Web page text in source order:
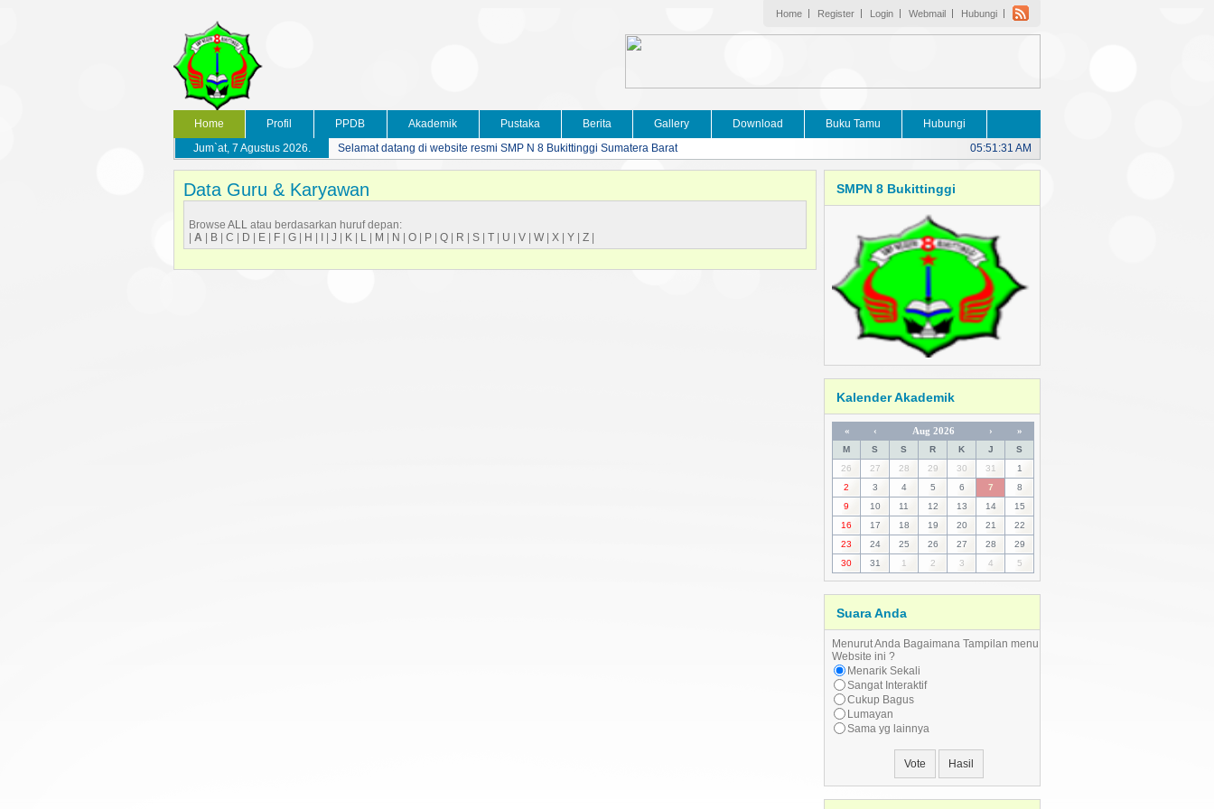
Home Register Login Webmail Hubungi
Home Profil PPDB Akademik Pustaka Berita Gallery Download Buku Tamu
Hubungi
Jum`at, 7 Agustus 2026.
Selamat datang di website resmi SMP N 8 Bukittinggi Sumatera Barat 05:51:31 AM
Data Guru & Karyawan
Browse ALL atau berdasarkan huruf depan:
A B C D E F G H J K L M N O P Q R S T U V W X Y Z
SMPN 8 Bukittinggi
Kalender Akademik
« ‹ Aug 2026 › »
M S S R K J
S
26
27 28 29 30 31
1
2
3 4 5 6 7
8
9
10 11 12 13 14
15
16
17 18 19 20 21
22
23
24 25 26 27 28
29
30
31 1 2 3 4 5
Suara Anda
Menurut Anda Bagaimana Tampilan menu
Website ini ?
Menarik Sekali
Sangat Interaktif
Cukup Bagus
Lumayan
Sama yg lainnya